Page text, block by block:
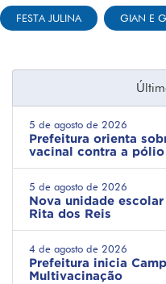
FESTA JULINA GIAN E
5 de agosto de 2026
Prefeitura orienta
vacinal contra a pólio
5 de agosto de 2026
Nova unidade escolar
Rita dos Reis
4 de agosto de 2026
Prefeitura inicia
Multivacinação